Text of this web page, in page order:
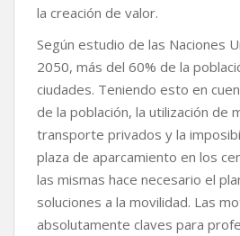
la creación de valor.
Según estudio de las Naciones
2050, más del 60% de la
ciudades. Teniendo esto en
de la población, la utilización de
transporte privados y la
plaza de aparcamiento en los
las mismas hace necesario el
soluciones a la movilidad. Las
absolutamente claves para